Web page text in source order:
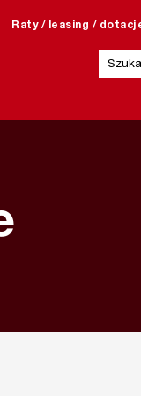
Raty / leasing /